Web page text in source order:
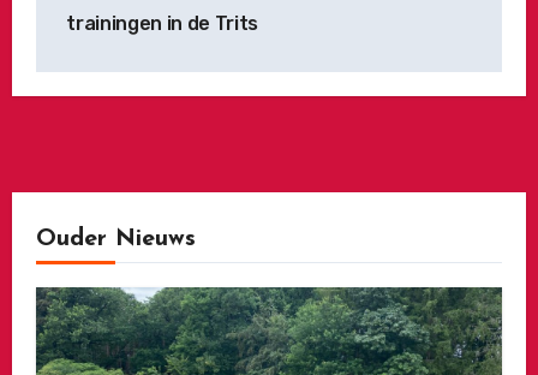
trainingen in de Trits
Ouder Nieuws